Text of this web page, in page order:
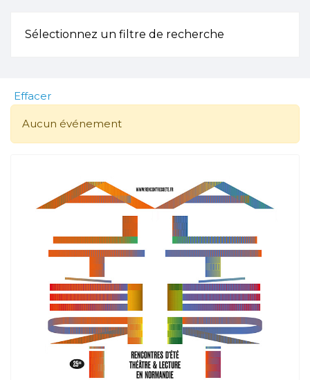
Sélectionnez un filtre de recherche
Effacer
Aucun événement